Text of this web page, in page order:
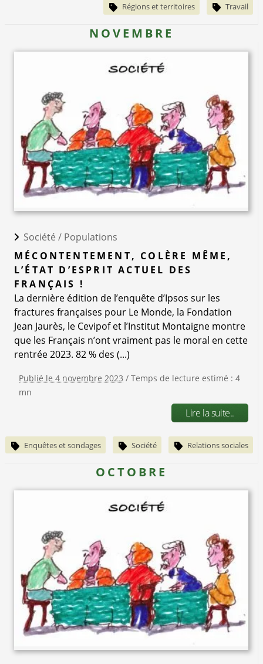
Régions et territoires Travail
NOVEMBRE
Société / Populations
MÉCONTENTEMENT, COLÈRE MÊME,
L’ÉTAT D’ESPRIT ACTUEL DES
FRANÇAIS !
La dernière édition de l’enquête d’Ipsos sur les
fractures françaises pour Le Monde, la Fondation
Jean Jaurès, le Cevipof et l’Institut Montaigne montre
que les Français n’ont vraiment pas le moral en cette
rentrée 2023. 82 % des (...)
Publié le 4 novembre 2023 / Temps de lecture estimé : 4
mn
Lire la suite..
Enquêtes et sondages Société Relations sociales
OCTOBRE